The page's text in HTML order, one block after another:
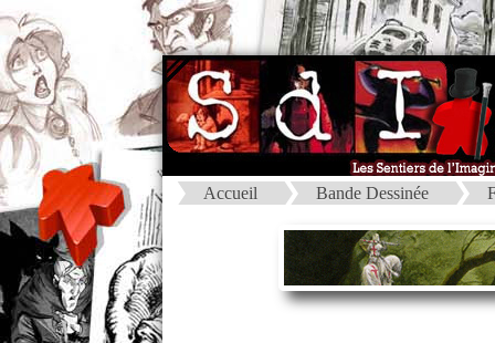
Accueil Bande Dessinée